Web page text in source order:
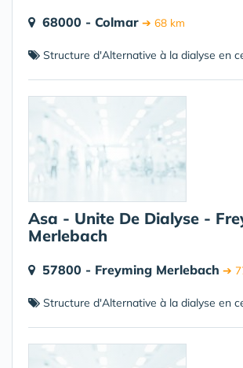
68000 - Colmar ➔ 68 km
Structure d'Alternative à la dialyse en
Asa - Unite De Dialyse -
Merlebach
57800 - Freyming Merlebach ➔
Structure d'Alternative à la dialyse en